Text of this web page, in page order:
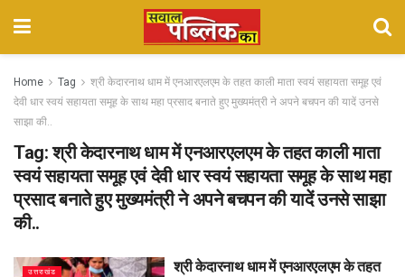
Home Tag
श्री केदारनाथ धाम में एनआरएलएम के तहत काली माता स्वयं सहायता समूह एवं
देवी धार स्वयं सहायता समूह के साथ महा प्रसाद बनाते हुए मुख्यमंत्री ने अपने बचपन की यादें उनसे
साझा की..
Tag:श्री केदारनाथ धाम में एनआरएलएम के तहत काली माता
स्वयं सहायता समूह एवं देवी धार स्वयं सहायता समूह के साथ महा
प्रसाद बनाते हुए मुख्यमंत्री ने अपने बचपन की यादें उनसे साझा
की..
उत्तराखंड
श्री केदारनाथ धाम में एनआरएलएम के तहत